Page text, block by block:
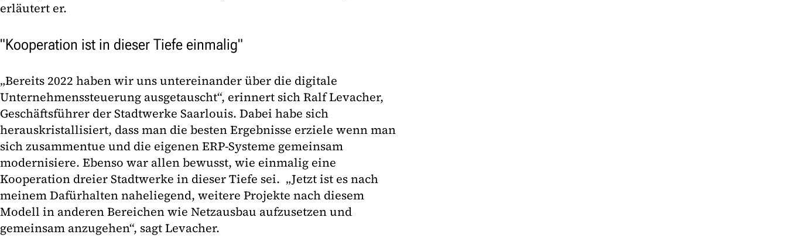
erläutert er.
"Kooperation ist in dieser Tiefe einmalig"
„Bereits 2022 haben wir uns untereinander über die digitale
Unternehmenssteuerung ausgetauscht“, erinnert sich Ralf Levacher,
Geschäftsführer der Stadtwerke Saarlouis. Dabei habe sich
herauskristallisiert, dass man die besten Ergebnisse erziele wenn man
sich zusammentue und die eigenen ERP-Systeme gemeinsam
modernisiere. Ebenso war allen bewusst, wie einmalig eine
Kooperation dreier Stadtwerke in dieser Tiefe sei. „Jetzt ist es nach
meinem Dafürhalten naheliegend, weitere Projekte nach diesem
Modell in anderen Bereichen wie Netzausbau aufzusetzen und
gemeinsam anzugehen“, sagt Levacher.